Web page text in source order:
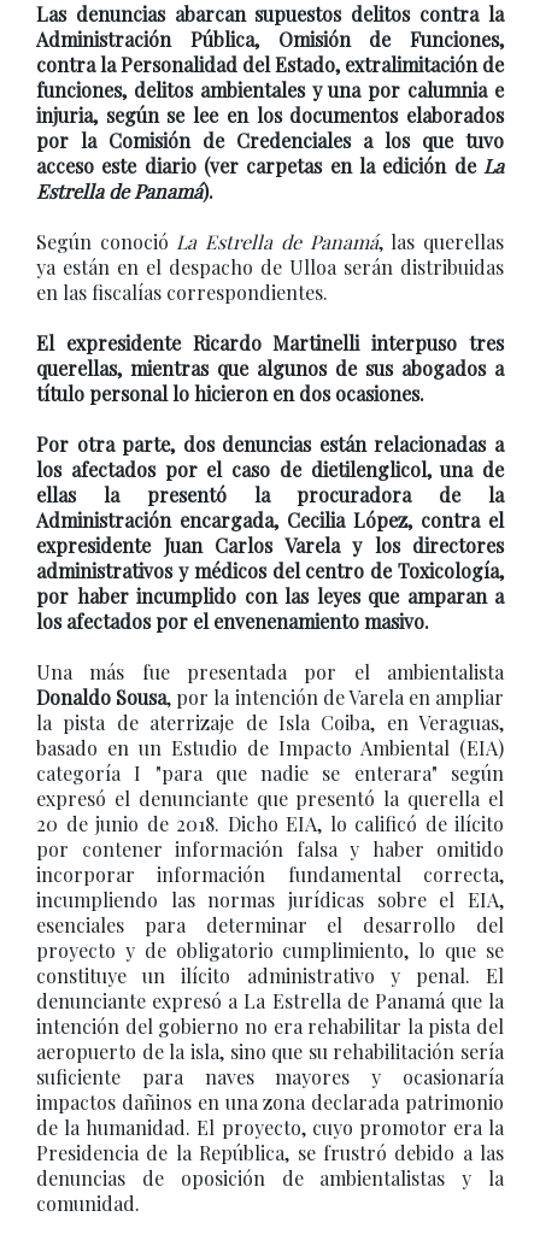
Las denuncias abarcan supuestos delitos contra la
Administración Pública, Omisión de Funciones,
contra la Personalidad del Estado, extralimitación de
funciones, delitos ambientales y una por calumnia e
injuria, según se lee en los documentos elaborados
por la Comisión de Credenciales a los que tuvo
acceso este diario (ver carpetas en la edición de La
Estrella de Panamá).
Según conoció La Estrella de Panamá, las querellas
ya están en el despacho de Ulloa serán distribuidas
en las fiscalías correspondientes.
El expresidente Ricardo Martinelli interpuso tres
querellas, mientras que algunos de sus abogados a
título personal lo hicieron en dos ocasiones.
Por otra parte, dos denuncias están relacionadas a
los afectados por el caso de dietilenglicol, una de
ellas la presentó la procuradora de la
Administración encargada, Cecilia López, contra el
expresidente Juan Carlos Varela y los directores
administrativos y médicos del centro de Toxicología,
por haber incumplido con las leyes que amparan a
los afectados por el envenenamiento masivo.
Una más fue presentada por el ambientalista
Donaldo Sousa, por la intención de Varela en ampliar
la pista de aterrizaje de Isla Coiba, en Veraguas,
basado en un Estudio de Impacto Ambiental (EIA)
categoría I "para que nadie se enterara" según
expresó el denunciante que presentó la querella el
20 de junio de 2018. Dicho EIA, lo calificó de ilícito
por contener información falsa y haber omitido
incorporar información fundamental correcta,
incumpliendo las normas jurídicas sobre el EIA,
esenciales para determinar el desarrollo del
proyecto y de obligatorio cumplimiento, lo que se
constituye un ilícito administrativo y penal. El
denunciante expresó a La Estrella de Panamá que la
intención del gobierno no era rehabilitar la pista del
aeropuerto de la isla, sino que su rehabilitación sería
suficiente para naves mayores y ocasionaría
impactos dañinos en una zona declarada patrimonio
de la humanidad. El proyecto, cuyo promotor era la
Presidencia de la República, se frustró debido a las
denuncias de oposición de ambientalistas y la
comunidad.